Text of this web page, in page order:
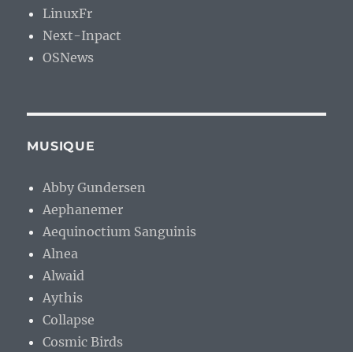
LinuxFr
Next-Inpact
OSNews
MUSIQUE
Abby Gundersen
Aephanemer
Aequinoctium Sanguinis
Alnea
Alwaid
Aythis
Collapse
Cosmic Birds